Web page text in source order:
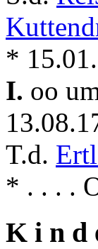
*
I. oo
T.d.
* . . . .
K i n d